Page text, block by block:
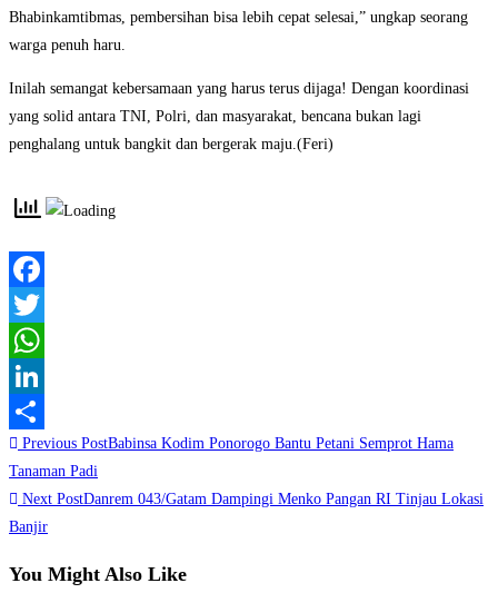
Bhabinkamtibmas, pembersihan bisa lebih cepat selesai,” ungkap seorang
warga penuh haru.
Inilah semangat kebersamaan yang harus terus dijaga! Dengan koordinasi
yang solid antara TNI, Polri, dan masyarakat, bencana bukan lagi
penghalang untuk bangkit dan bergerak maju.(Feri)
Facebook
Twitter
WhatsApp
LinkedIn
Share
Read
more
articles
Previous PostBabinsa Kodim Ponorogo Bantu Petani Semprot Hama
Tanaman Padi
Next PostDanrem 043/Gatam Dampingi Menko Pangan RI Tinjau Lokasi
Banjir
You Might Also Like